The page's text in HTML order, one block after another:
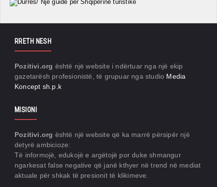
RRETH NESH
Pozitivi.org është një website i ndërtuar nga një ekip
gazetarësh profesionistë, të grupuar nga studio Media
Koncept sh.p.k
MISIONI
Pozitivi.org është një website që ka marrë përsipër një
detyrë ambicioze:
Të informojë, edukojë e argëtojë por duke shmangur
ngarkesat false negative që janë kthyer në trend në mediat
aktuale për shkak të presionit të klikimeve.